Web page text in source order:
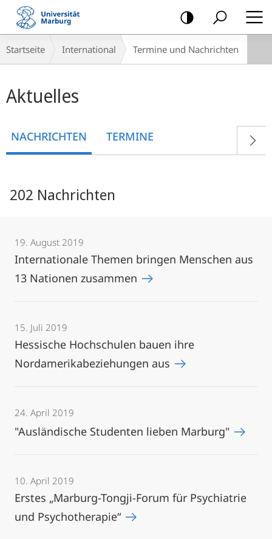
Mobile-
Navigation
Breadcrumb-
Navigation
Startseite International Termine und Nachrichten
Aktuelles
NACHRICHTEN TERMINE
202 Nachrichten
19. August 2019
Internationale Themen bringen Menschen aus
13 Nationen zusammen
15. Juli 2019
Hessische Hochschulen bauen ihre
Nordamerikabeziehungen aus
24. April 2019
"Ausländische Studenten lieben Marburg"
10. April 2019
Erstes „Marburg-Tongji-Forum für Psychiatrie
und Psychotherapie“